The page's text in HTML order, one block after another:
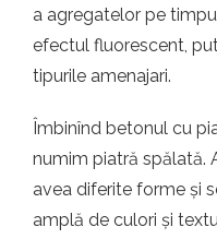
a agregatelor pe
efectul fluorescent,
tipurile amenajari.
Îmbinînd betonul cu
numim piatră spălată.
avea diferite forme și
amplă de culori și